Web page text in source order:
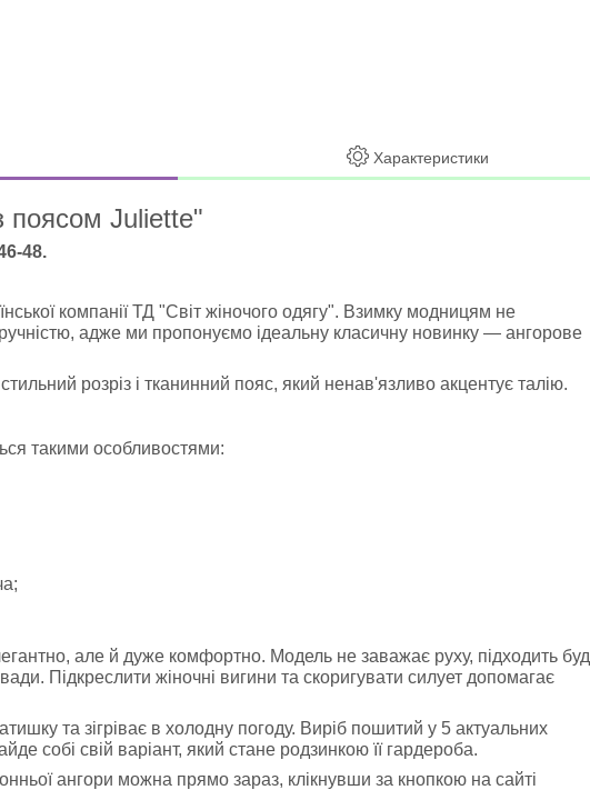
Характеристики
поясом Juliette"
48.
компанії ТД "Світ жіночого одягу". Взимку модницям не
адже ми пропонуємо ідеальну класичну новинку — ангорове
розріз і тканинний пояс, який ненав'язливо акцентує талію.
такими особливостями:
але й дуже комфортно. Модель не заважає руху, підходить
Підкреслити жіночні вигини та скоригувати силует допомагає
та зігріває в холодну погоду. Виріб пошитий у 5 актуальних
собі свій варіант, який стане родзинкою її гардероба.
ангори можна прямо зараз, клікнувши за кнопкою на сайті